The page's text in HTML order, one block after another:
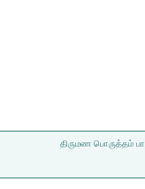
திருமண பொருத்தம்